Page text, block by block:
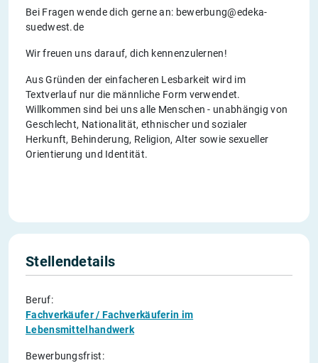
Bei Fragen wende dich gerne an: bewerbung@edeka-
suedwest.de
Wir freuen uns darauf, dich kennenzulernen!
Aus Gründen der einfacheren Lesbarkeit wird im
Textverlauf nur die männliche Form verwendet.
Willkommen sind bei uns alle Menschen - unabhängig von
Geschlecht, Nationalität, ethnischer und sozialer
Herkunft, Behinderung, Religion, Alter sowie sexueller
Orientierung und Identität.
Stellendetails
Beruf:
Fachverkäufer / Fachverkäuferin im
Lebensmittelhandwerk
Bewerbungsfrist: